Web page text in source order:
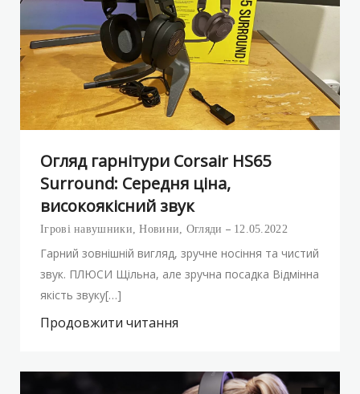
Огляд гарнітури Corsair HS65
Surround: Середня ціна,
високоякісний звук
Ігрові навушники ,Новини Огляди 12.05.2022
Гарний зовнішній вигляд, зручне носіння та чистий
звук. ПЛЮСИ Щільна, але зручна посадка Відмінна
якість звуку[…]
Продовжити читання